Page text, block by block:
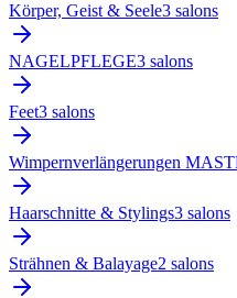
Körper, Geist & Seele3 salons
NAGELPFLEGE3 salons
Feet3 salons
Wimpernverlängerungen
Haarschnitte & Stylings3 salons
Strähnen & Balayage2 salons